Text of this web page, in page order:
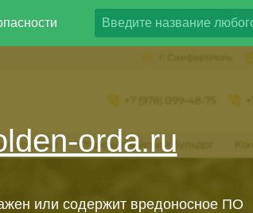
orda.ru
или содержит вредоносное ПО